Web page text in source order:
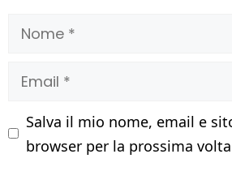
Nome
Email
Salva il mio nome, email e
browser per la prossima